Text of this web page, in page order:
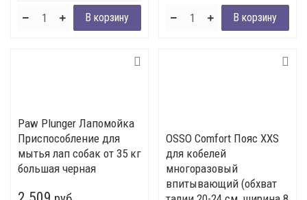
Paw Plunger Лапомойка
Приспособление для
мытья лап собак от 35 кг
большая черная
OSSO Comfort Пояс XXS
для кобелей
многоразовый
впитывающий (обхват